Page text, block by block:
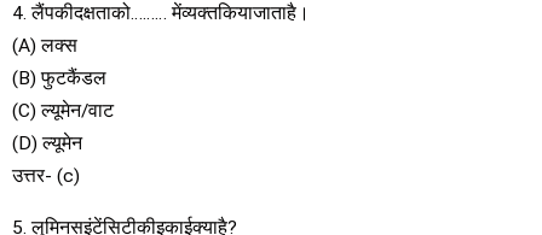
4. लैंपकीदक्षताको……… मेंव्यक्तकियाजाताहै।
(A) लक्स
(B) फुटकैंडल
(C) ल्यूमेन/वाट
(D) ल्यूमेन
उत्तर- (c)
5. लुमिनसइंटेंसिटीकीइकाईक्याहै?